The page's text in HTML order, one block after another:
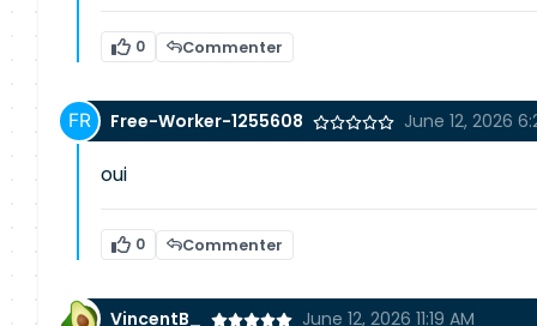
0 Commenter
Free-Worker-1255608 June 12, 2026
oui
0 Commenter
VincentB_ June 12, 2026 11:19 AM